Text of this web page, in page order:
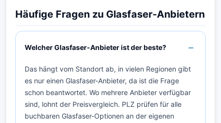
Häufige Fragen zu Glasfaser-Anbietern
Welcher Glasfaser-Anbieter ist der beste?
Das hängt vom Standort ab, in vielen Regionen gibt
es nur einen Glasfaser-Anbieter, da ist die Frage
schon beantwortet. Wo mehrere Anbieter verfügbar
sind, lohnt der Preisvergleich. PLZ prüfen für alle
buchbaren Glasfaser-Optionen an der eigenen